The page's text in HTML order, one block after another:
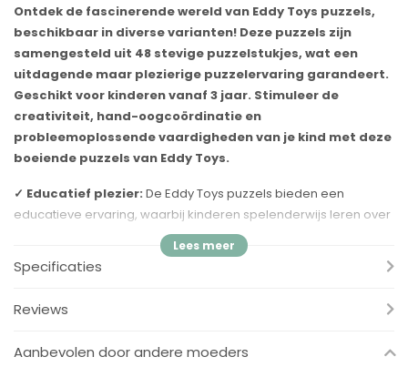
Ontdek de fascinerende wereld van Eddy Toys puzzels,
beschikbaar in diverse varianten! Deze puzzels zijn
samengesteld uit 48 stevige puzzelstukjes, wat een
uitdagende maar plezierige puzzelervaring garandeert.
Geschikt voor kinderen vanaf 3 jaar. Stimuleer de
creativiteit, hand-oogcoördinatie en
probleemoplossende vaardigheden van je kind met deze
boeiende puzzels van Eddy Toys.
✓ Educatief plezier: De Eddy Toys puzzels bieden een
educatieve ervaring, waarbij kinderen spelenderwijs leren over
kleuren, vormen en onderwerpen.
✓ Stimuleert creativiteit:
gestimuleerd. Ze leren ook om problemen op te lossen door de
Specificaties
Reviews
Aanbevolen door andere moeders